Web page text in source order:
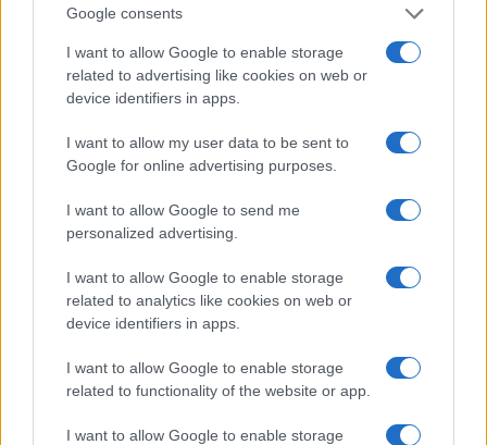
Google consents
I want to allow Google to enable storage
related to advertising like cookies on web or
device identifiers in apps.
I want to allow my user data to be sent to
Google for online advertising purposes.
I want to allow Google to send me
personalized advertising.
I want to allow Google to enable storage
related to analytics like cookies on web or
device identifiers in apps.
I want to allow Google to enable storage
related to functionality of the website or app.
I want to allow Google to enable storage
Costruire carriere con fondi UE: competenze digitali,
green e deep tech
Andrea Innocenti · 5 Ago 2026
FUTURE